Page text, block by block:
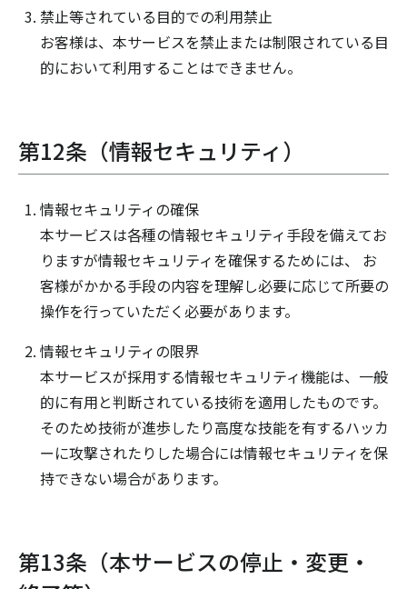
禁止等されている目的での利用禁止
お客様は、本サービスを禁止または制限されている目
的において利用することはできません。
第12条（情報セキュリティ）
情報セキュリティの確保
本サービスは各種の情報セキュリティ手段を備えてお
りますが情報セキュリティを確保するためには、 お
客様がかかる手段の内容を理解し必要に応じて所要の
操作を行っていただく必要があります。
情報セキュリティの限界
本サービスが採用する情報セキュリティ機能は、一般
的に有用と判断されている技術を適用したものです。
そのため技術が進歩したり高度な技能を有するハッカ
ーに攻撃されたりした場合には情報セキュリティを保
持できない場合があります。
第13条（本サービスの停止・変更・